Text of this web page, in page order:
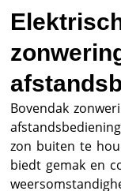
Bovendak
zon buiten te
biedt gemak en